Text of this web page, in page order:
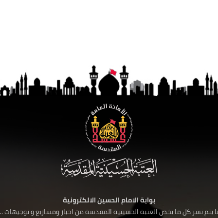
بوابة الامام الحسين الالكترونية
يتم نشر كل ما يخص العتبة الحسينية المقدسة من اخبار ومشاريع و توجيهات